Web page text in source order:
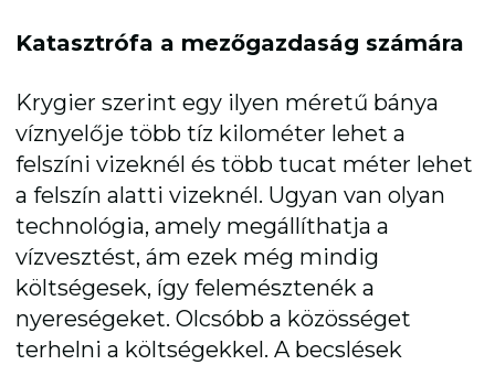
Katasztrófa a mezőgazdaság számára
Krygier szerint egy ilyen méretű bánya
víznyelője több tíz kilométer lehet a
felszíni vizeknél és több tucat méter lehet
a felszín alatti vizeknél. Ugyan van olyan
technológia, amely megállíthatja a
vízvesztést, ám ezek még mindig
költségesek, így felemésztenék a
nyereségeket. Olcsóbb a közösséget
terhelni a költségekkel. A becslések